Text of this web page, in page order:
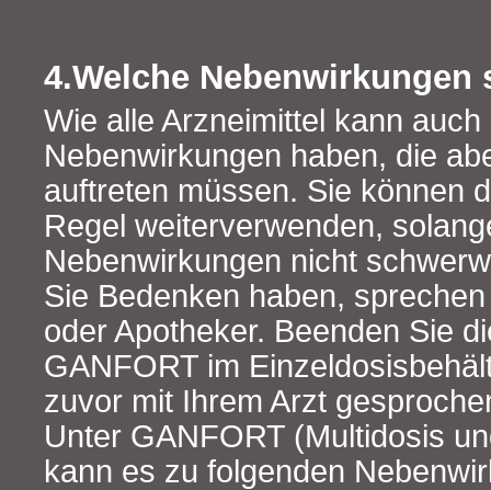
4.Welche
Wie alle Arzneimittel kann
Nebenwirkungen haben, die
auftreten müssen. Sie können
Regel weiterverwenden,
Nebenwirkungen nicht
Sie Bedenken haben,
oder Apotheker. Beenden Sie
GANFORT im
zuvor mit Ihrem Arzt
Unter GANFORT (Multidosis
kann es zu folgenden